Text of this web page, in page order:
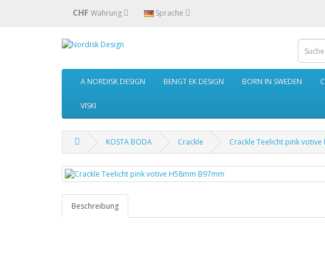
CHF Währung Sprache
A NORDISK DESIGN BENGT EK DESIGN BORN IN SWEDEN
VISKI
KOSTA BODA Crackle Crackle Teelicht pink votive
Beschreibung